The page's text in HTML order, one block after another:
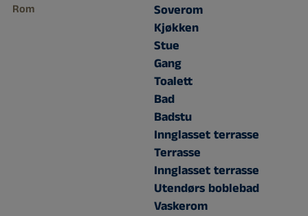
Rom
Soverom
Kjøkken
Stue
Gang
Toalett
Bad
Badstu
Innglasset terrasse
Terrasse
Innglasset terrasse
Utendørs boblebad
Vaskerom